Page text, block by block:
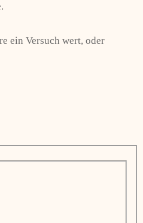
ein Versuch wert, oder